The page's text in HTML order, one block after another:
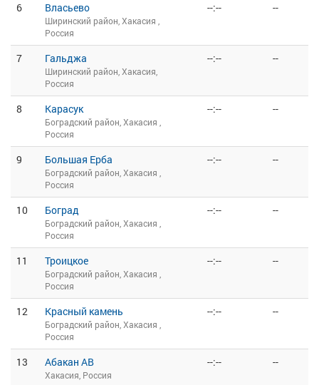
6 Власьево
Ширинский район, Хакасия ,
Россия
--:-- --
7 Гальджа
Ширинский район, Хакасия,
Россия
--:-- --
8 Карасук
Боградский район, Хакасия ,
Россия
--:-- --
9 Большая Ерба
Боградский район, Хакасия ,
Россия
--:-- --
10 Боград
Боградский район, Хакасия ,
Россия
--:-- --
11 Троицкое
Боградский район, Хакасия ,
Россия
--:-- --
12 Красный камень
Боградский район, Хакасия ,
Россия
--:-- --
13 Абакан АВ
Хакасия, Россия
--:-- --